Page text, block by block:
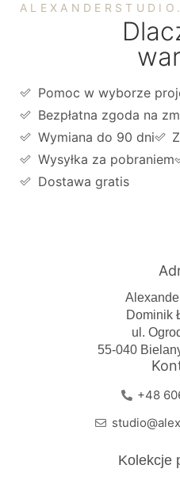
Pomoc w wyborze
Bezpłatna zgoda na
Wymiana do 90 dni
Wysyłka za pobraniem
Dostawa gratis
Dominik
ul.
55-040
+48
Kolekcje